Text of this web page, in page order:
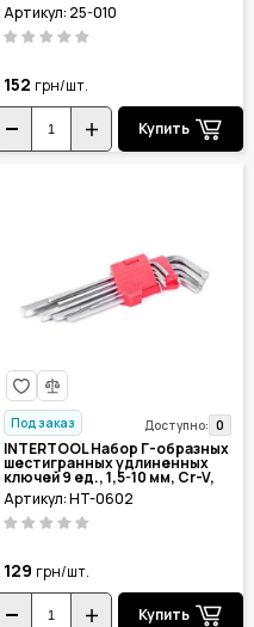
Артикул: 25-010
152 грн/шт.
Купить
Под заказ Доступно: 0
INTERTOOL Набор Г-образных
шестигранных удлиненных
ключей 9 ед., 1,5-10 мм, Cr-V,
55 HRC HT-0602
Артикул: HT-0602
129 грн/шт.
Купить